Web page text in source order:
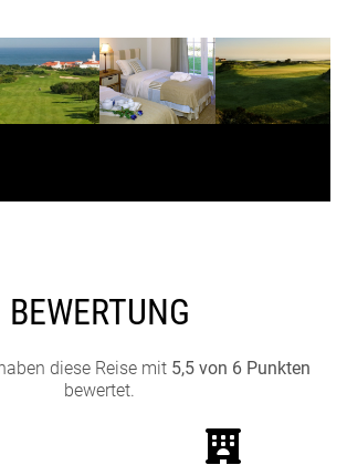
BEWERTUNG
diese Reise mit 5,5 von 6 Punkten
bewertet.